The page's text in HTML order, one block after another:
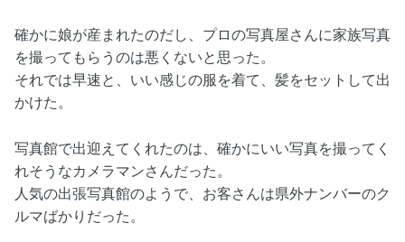
確かに娘が産まれたのだし、プロの写真屋さんに家族写真
を撮ってもらうのは悪くないと思った。
それでは早速と、いい感じの服を着て、髪をセットして出
かけた。
写真館で出迎えてくれたのは、確かにいい写真を撮ってく
れそうなカメラマンさんだった。
人気の出張写真館のようで、お客さんは県外ナンバーのク
ルマばかりだった。